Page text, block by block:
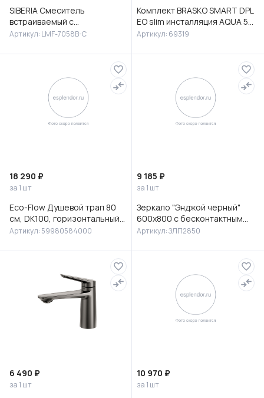
SIBERIA Смеситель
встраиваемый с
гигиеническим душем,
Артикул: LMF-7058B-C
Комплект BRASKO SMART DPL
EO slim инсталляция AQUA 50
PRIME P кнопка ACCENTO
Артикул: 69319
18 290 ₽
за 1 шт
Eco-Flow Душевой трап 80
см, DK100, горизонтальный
сифон 60 мм, матовый
Артикул: 59980584000
9 185 ₽
за 1 шт
Зеркало "Энджой черный"
600х800 с бесконтактным
сенсором и холодной
Артикул: ЗЛП2850
6 490 ₽
за 1 шт
10 970 ₽
за 1 шт